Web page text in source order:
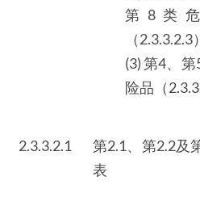
第8类
（
(3) 第4、
险品（
2.3.3.2.1
第2.1、第2.2及
表